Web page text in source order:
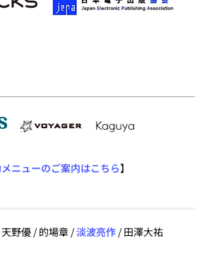
ニューのご案内はこちら】
野優 / 的場章 /淡波亮作 / 田澤大祐